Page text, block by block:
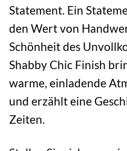
Statement. Ein
den Wert von
Schönheit des
Shabby Chic Finish
warme, einladende
und erzählt eine
Zeiten.